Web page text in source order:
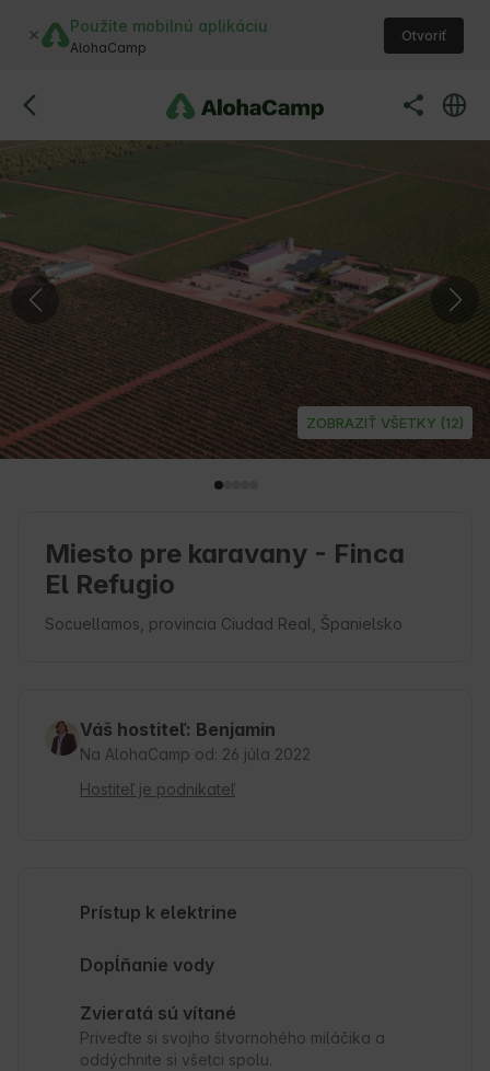
Použite mobilnú aplikáciu
AlohaCamp
Otvoriť
ZOBRAZIŤ VŠETKY (12)
Miesto pre karavany - Finca
El Refugio
Socuellamos, provincia Ciudad Real, Španielsko
Váš hostiteľ: Benjamin
Na AlohaCamp od: 26 júla 2022
Hostiteľ je podnikateľ
Prístup k elektrine
Dopĺňanie vody
Zvieratá sú vítané
Priveďte si svojho štvornohého miláčika a
oddýchnite si všetci spolu.